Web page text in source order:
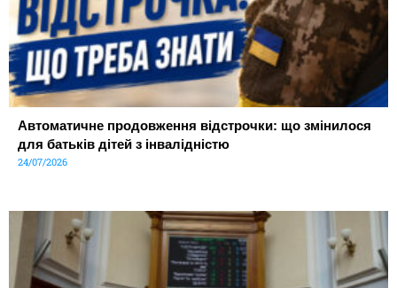
Автоматичне продовження відстрочки: що змінилося
для батьків дітей з інвалідністю
24/07/2026